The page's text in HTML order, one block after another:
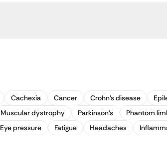
Cachexia Cancer Crohn's disease
Muscular dystrophy Parkinson's Phantom
Eye pressure Fatigue Headaches